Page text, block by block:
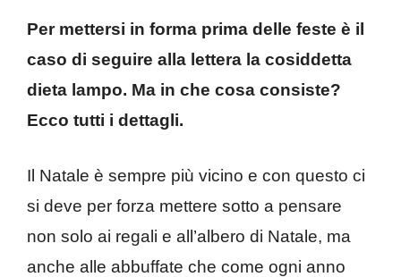
Per mettersi in forma prima delle feste è il
caso di seguire alla lettera la cosiddetta
dieta lampo. Ma in che cosa consiste?
Ecco tutti i dettagli.
Il Natale è sempre più vicino e con questo ci
si deve per forza mettere sotto a pensare
non solo ai regali e all’albero di Natale, ma
anche alle abbuffate che come ogni anno